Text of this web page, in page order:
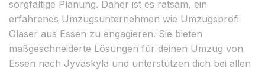
sorgfältige Planung. Daher ist es ratsam, ein
erfahrenes Umzugsunternehmen wie Umzugsprofi
Glaser aus Essen zu engagieren. Sie bieten
maßgeschneiderte Lösungen für deinen Umzug von
Essen nach Jyväskylä und unterstützen dich bei allen